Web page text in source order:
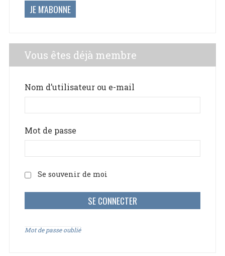
JE M'ABONNE
Vous êtes déjà membre
Nom d’utilisateur ou e-mail
Mot de passe
Se souvenir de moi
Mot de passe oublié